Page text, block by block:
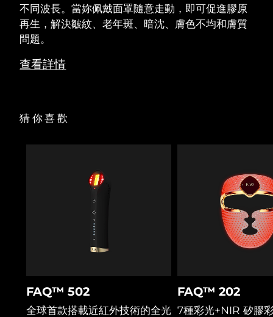
不同波長。當妳佩戴面罩隨意走動，即可促進膠原
再生，解決皺紋、老年斑、暗沈、膚色不均和膚質
問題。
查看詳情
猜你喜歡
FAQ™ 502
全球首款搭載近紅外技術的全光
FAQ™ 202
7種彩光+NIR 矽膠